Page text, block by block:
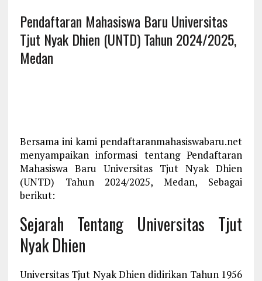
Pendaftaran Mahasiswa Baru Universitas
Tjut Nyak Dhien (UNTD) Tahun 2024/2025,
Medan
Bersama ini kami pendaftaranmahasiswabaru.net
menyampaikan informasi tentang Pendaftaran
Mahasiswa Baru Universitas Tjut Nyak Dhien
(UNTD) Tahun 2024/2025, Medan, Sebagai
berikut:
Sejarah Tentang Universitas Tjut
Nyak Dhien
Universitas Tjut Nyak Dhien didirikan Tahun 1956